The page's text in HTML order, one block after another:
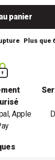
panier
Plus que
Apple